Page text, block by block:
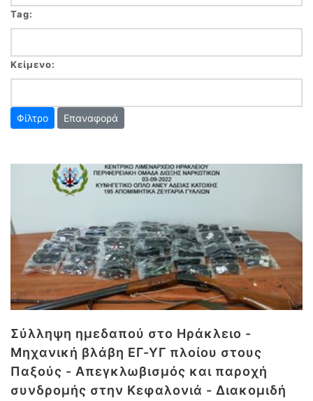
Tag:
Κείμενο:
Επαναφορά
Σύλληψη ημεδαπού στο Ηράκλειο -
Μηχανική βλάβη ΕΓ-ΥΓ πλοίου στους
Παξούς - Απεγκλωβισμός και παροχή
συνδρομής στην Κεφαλονιά - Διακομιδή